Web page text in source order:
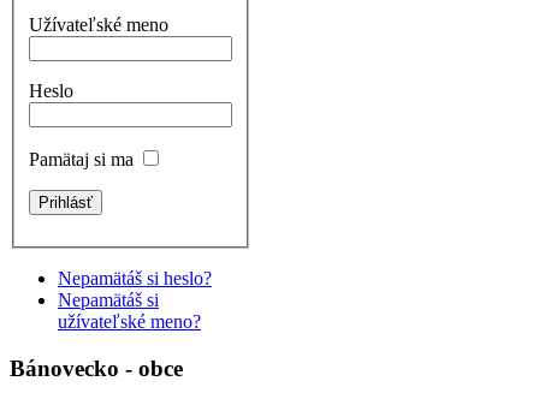
Užívateľské meno
Heslo
Pamätaj si ma
Nepamätáš si heslo?
Nepamätáš si
užívateľské meno?
Bánovecko - obce